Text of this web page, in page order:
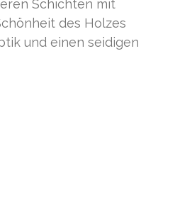
Schichten mit
des Holzes
und einen seidigen